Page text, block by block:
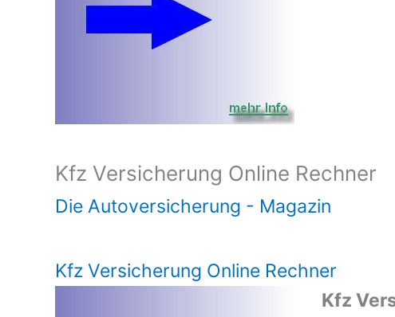
Kfz Versicherung Online Rechner
Die Autoversicherung - Magazin
Kfz Versicherung Online Rechner
Kfz